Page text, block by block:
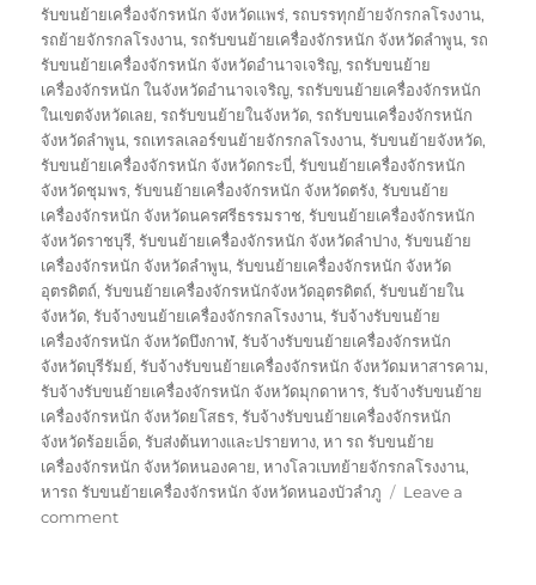
รับขนย้ายเครื่องจักรหนัก จังหวัดแพร่,รถบรรทุกย้ายจักรกลโรงงาน,
รถย้ายจักรกลโรงงาน,รถรับขนย้ายเครื่องจักรหนัก จังหวัดลำพูน,รถ
รับขนย้ายเครื่องจักรหนัก จังหวัดอำนาจเจริญ,รถรับขนย้าย
เครื่องจักรหนัก ในจังหวัดอำนาจเจริญ,รถรับขนย้ายเครื่องจักรหนัก
ในเขตจังหวัดเลย,รถรับขนย้ายในจังหวัด,รถรับขนเครื่องจักรหนัก
จังหวัดลำพูน,รถเทรลเลอร์ขนย้ายจักรกลโรงงาน,รับขนย้ายจังหวัด,
รับขนย้ายเครื่องจักรหนัก จังหวัดกระบี่,รับขนย้ายเครื่องจักรหนัก
จังหวัดชุมพร,รับขนย้ายเครื่องจักรหนัก จังหวัดตรัง,รับขนย้าย
เครื่องจักรหนัก จังหวัดนครศรีธรรมราช,รับขนย้ายเครื่องจักรหนัก
จังหวัดราชบุรี,รับขนย้ายเครื่องจักรหนัก จังหวัดลำปาง,รับขนย้าย
เครื่องจักรหนัก จังหวัดลำพูน,รับขนย้ายเครื่องจักรหนัก จังหวัด
อุตรดิตถ์,รับขนย้ายเครื่องจักรหนักจังหวัดอุตรดิตถ์,รับขนย้ายใน
จังหวัด,รับจ้างขนย้ายเครื่องจักรกลโรงงาน,รับจ้างรับขนย้าย
เครื่องจักรหนัก จังหวัดบึงกาฬ,รับจ้างรับขนย้ายเครื่องจักรหนัก
จังหวัดบุรีรัมย์,รับจ้างรับขนย้ายเครื่องจักรหนัก จังหวัดมหาสารคาม,
รับจ้างรับขนย้ายเครื่องจักรหนัก จังหวัดมุกดาหาร,รับจ้างรับขนย้าย
เครื่องจักรหนัก จังหวัดยโสธร,รับจ้างรับขนย้ายเครื่องจักรหนัก
จังหวัดร้อยเอ็ด,รับส่งต้นทางและปรายทาง,หา รถ รับขนย้าย
เครื่องจักรหนัก จังหวัดหนองคาย,หางโลวเบทย้ายจักรกลโรงงาน,
หารถ รับขนย้ายเครื่องจักรหนัก จังหวัดหนองบัวลำภู
Leave a
commenton